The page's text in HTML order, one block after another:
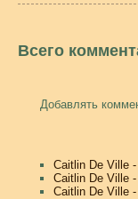
Всего
Добавлять
Caitlin De Ville
Caitlin De Ville
Caitlin De Ville